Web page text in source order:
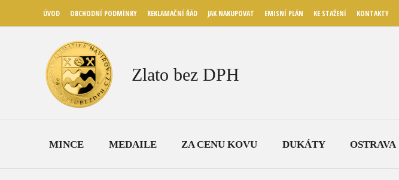
ÚVOD OBCHODNÍ PODMÍNKY REKLAMAČNÍ ŘÁD JAK NAKUPOVAT EMISNÍ PLÁN KE STAŽENÍ KONTAKTY
Zlato bez DPH
MINCE MEDAILE ZA CENU KOVU DUKÁTY OSTRAVA